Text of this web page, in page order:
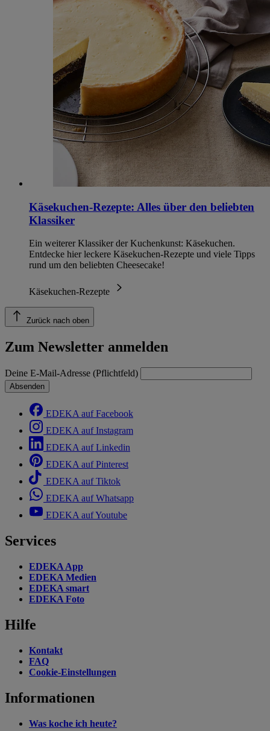
Käsekuchen-Rezepte: Alles über den beliebten
Klassiker
Ein weiterer Klassiker der Kuchenkunst: Käsekuchen.
Entdecke hier leckere Käsekuchen-Rezepte und viele Tipps
rund um den beliebten Cheesecake!
Käsekuchen-Rezepte
Zurück nach oben
Zum Newsletter anmelden
Deine E-Mail-Adresse (Pflichtfeld)
Absenden
EDEKA auf Facebook
EDEKA auf Instagram
EDEKA auf Linkedin
EDEKA auf Pinterest
EDEKA auf Tiktok
EDEKA auf Whatsapp
EDEKA auf Youtube
Services
EDEKA App
EDEKA Medien
EDEKA smart
EDEKA Foto
Hilfe
Kontakt
FAQ
Cookie-Einstellungen
Informationen
Was koche ich heute?